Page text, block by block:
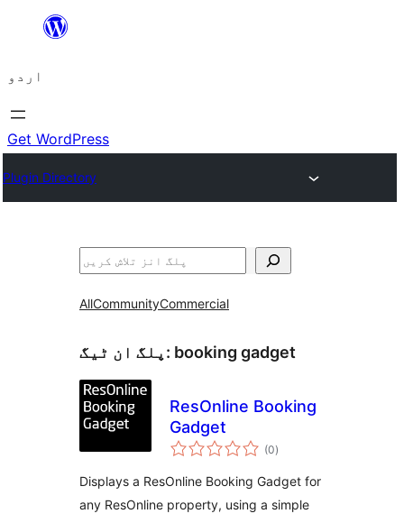
چھوڑیں
پر
جائیں
اردو
Get WordPress
Plugin Directory
تلاش
AllCommunityCommercial
پلگ ان ٹیگ: booking gadget
ResOnline Booking
Gadget
(0مجموعی
درجہ
)
Displays a ResOnline Booking Gadget for
any ResOnline property, using a simple